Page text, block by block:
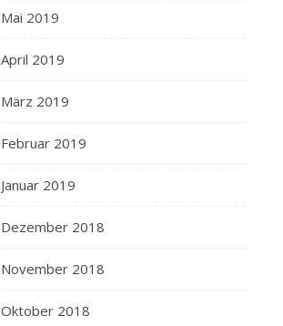
Mai 2019
April 2019
März 2019
Februar 2019
Januar 2019
Dezember 2018
November 2018
Oktober 2018